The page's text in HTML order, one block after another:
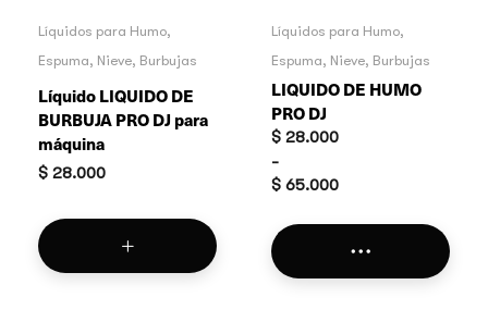
Líquidos para Humo,
Espuma, Nieve, Burbujas
Líquido LIQUIDO DE
BURBUJA PRO DJ para
máquina
$ 28.000
Líquidos para Humo,
Espuma, Nieve, Burbujas
LIQUIDO DE HUMO
PRO DJ
$ 28.000
-
$ 65.000
Rango
de
precios:
$ 28.000
hasta
$ 65.000